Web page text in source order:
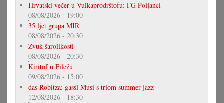
Hrvatski večer u Vulkaprodrštofu: FG Poljanci
08/08/2026 - 19:00
35 ljet grupa MIR
08/08/2026 - 20:30
Zvuk šarolikosti
08/08/2026 - 20:30
Kiritof u Filežu
09/08/2026 - 15:00
das Robitza: gassl Musi s triom summer jazz
12/08/2026 - 18:30